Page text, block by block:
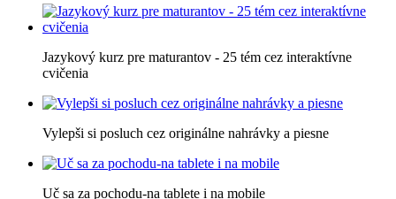
Jazykový kurz pre maturantov - 25 tém cez interaktívne
cvičenia
Vylepši si posluch cez originálne nahrávky a piesne
Uč sa za pochodu-na tablete i na mobile